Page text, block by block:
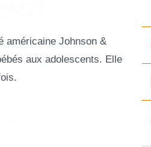
américaine Johnson &
aux adolescents. Elle